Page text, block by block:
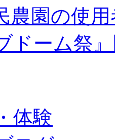
農園の使
ドーム祭
体験